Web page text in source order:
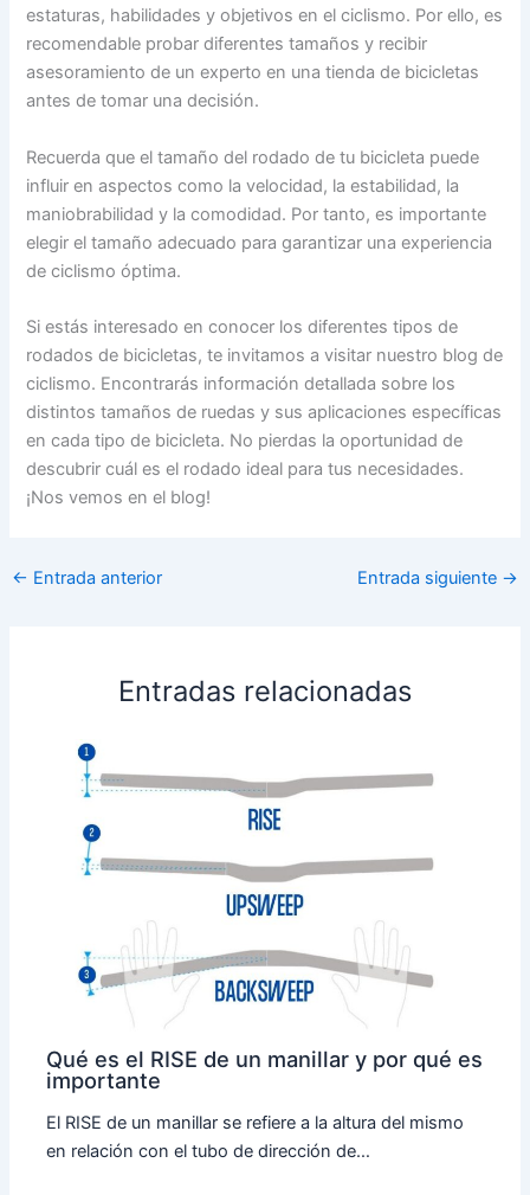
estaturas, habilidades y objetivos en el ciclismo. Por ello, es
recomendable probar diferentes tamaños y recibir
asesoramiento de un experto en una tienda de bicicletas
antes de tomar una decisión.
Recuerda que el tamaño del rodado de tu bicicleta puede
influir en aspectos como la velocidad, la estabilidad, la
maniobrabilidad y la comodidad. Por tanto, es importante
elegir el tamaño adecuado para garantizar una experiencia
de ciclismo óptima.
Si estás interesado en conocer los diferentes tipos de
rodados de bicicletas, te invitamos a visitar nuestro blog de
ciclismo. Encontrarás información detallada sobre los
distintos tamaños de ruedas y sus aplicaciones específicas
en cada tipo de bicicleta. No pierdas la oportunidad de
descubrir cuál es el rodado ideal para tus necesidades.
¡Nos vemos en el blog!
← Entrada anterior Entrada siguiente →
Entradas relacionadas
Qué es el RISE de un manillar y por qué es
importante
El RISE de un manillar se refiere a la altura del mismo
en relación con el tubo de dirección de…